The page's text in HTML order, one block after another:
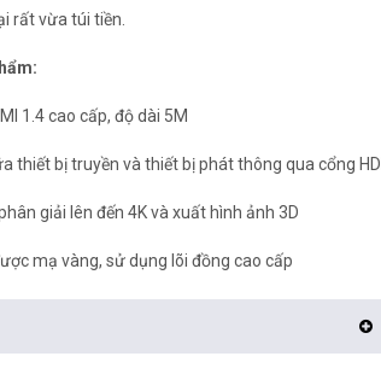
rất vừa túi tiền.
1.4 cao cấp, độ dài 5M
thiết bị truyền và thiết bị phát thông qua cổng
giải lên đến 4K và xuất hình ảnh 3D
mạ vàng, sử dụng lõi đồng cao cấp
với tất cả thiết bị hỗ trợ HDMI